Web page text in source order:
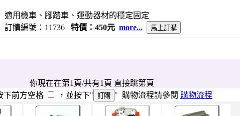
適用機車、腳踏車、運動器材的穩定固定
訂購編號：11736 特價：450元 more...
你現在在第1頁/共有1頁 直接跳第頁
下前方空格
，並按下" " 購物流程請參閱 購物流程